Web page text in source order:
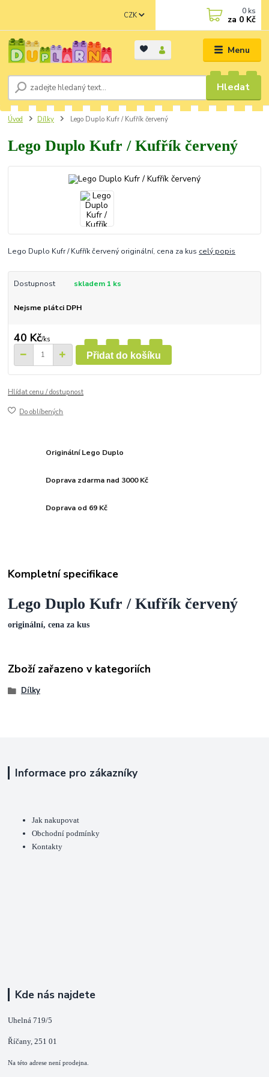
Menu
CZK
Hledat
0 ks
za 0 Kč
Úvod Dílky Lego Duplo Kufr / Kufřík červený
Lego Duplo Kufr / Kufřík červený
Lego Duplo Kufr / Kufřík červený originální, cena za kus celý popis
Dostupnost skladem 1 ks
Nejsme plátci DPH
40 Kč/ks
Přidat do košíku
Hlídat cenu / dostupnost
Do oblíbených
Originální Lego Duplo
Doprava zdarma nad 3000 Kč
Doprava od 69 Kč
Kompletní specifikace
Lego Duplo Kufr / Kufřík červený
originální, cena za kus
Zboží zařazeno v kategoriích
Dílky
Informace pro zákazníky
Jak nakupovat
Obchodní podmínky
Kontakty
Kde nás najdete
Uhelná 719/5
Říčany, 251 01
Na této adrese není prodejna.